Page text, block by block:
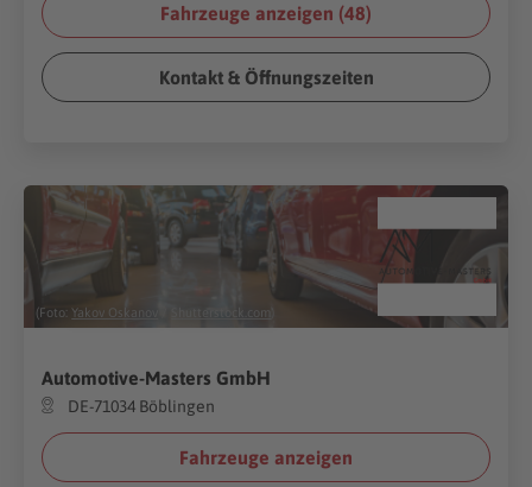
Fahrzeuge anzeigen (48)
Kontakt & Öffnungszeiten
(Foto: Yakov Oskanov Shutterstock.com
Automotive-Masters GmbH
DE-71034 Böblingen
Fahrzeuge anzeigen